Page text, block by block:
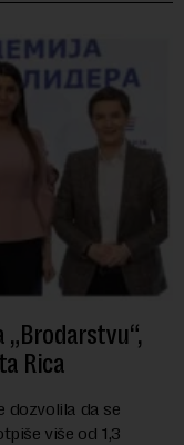
„Brodarstvu“,
Rica
dozvolila da se
više od 1,3